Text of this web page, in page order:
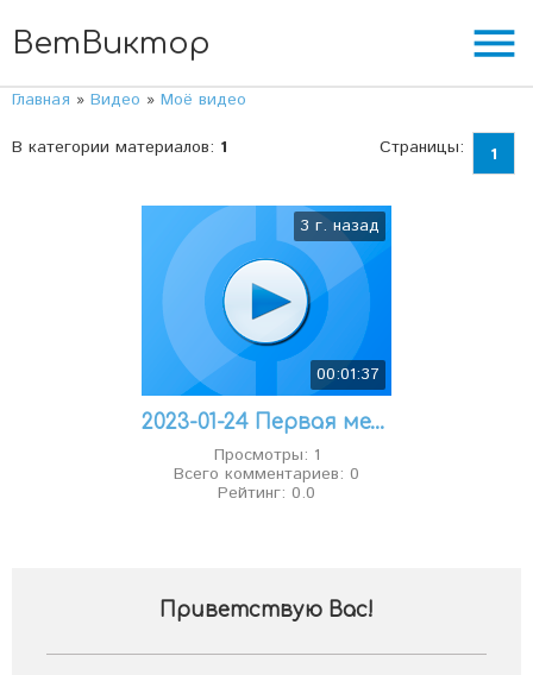
ВетВиктор menu
Главная » Видео » Моё видео
В категории материалов: 1 Страницы: 1
3 г. назад
00:01:37
2023-01-24 Первая межсетевая выставка ММСИ
Просмотры: 1
Всего комментариев: 0
Рейтинг: 0.0
Приветствую Вас!